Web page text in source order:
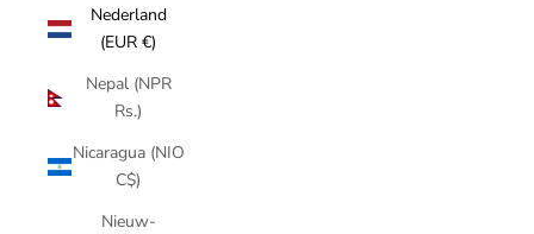
Nederland
(EUR €)
Nepal (NPR
Rs.)
Nicaragua (NIO
C$)
Nieuw-